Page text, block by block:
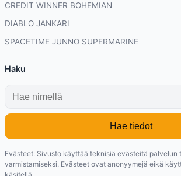
CREDIT WINNER BOHEMIAN
DIABLO JANKARI
SPACETIME JUNNO SUPERMARINE
Haku
Hae tiedot
Evästeet: Sivusto käyttää teknisiä evästeitä palvelun
varmistamiseksi. Evästeet ovat anonyymejä eikä